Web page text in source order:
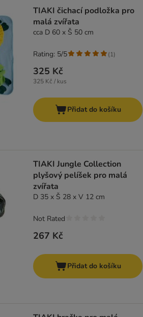
TIAKI čichací podložka pro
malá zvířata
cca D 60 x Š 50 cm
325 Kč
325 Kč / kus
Rating: 5/5 (1)
Přidat do košíku
TIAKI Jungle Collection
plyšový pelíšek pro malá
zvířata
D 35 x Š 28 x V 12 cm
267 Kč
Not Rated
Přidat do košíku